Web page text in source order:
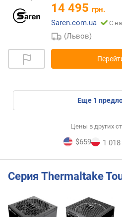
14 495 грн.
Saren.com.ua
С
(Львов)
eще 1
Цены в других
$659 1 018
Серия Thermaltake